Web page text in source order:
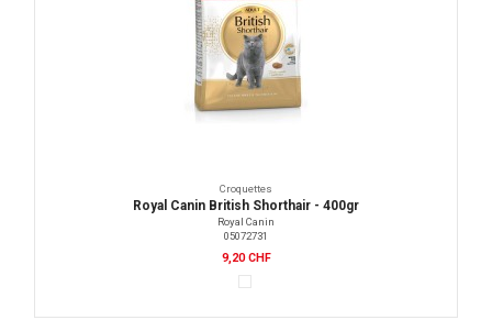
Croquettes
Royal Canin British Shorthair - 400gr
Royal Canin
05072731
9,20 CHF